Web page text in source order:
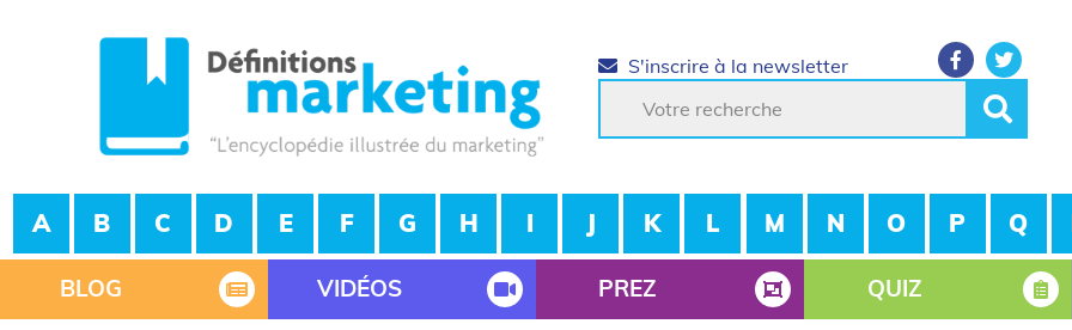
S'inscrire à la newsletter
A B C D E F G H I J K L M N O P Q
BLOG VIDÉOS PREZ QUIZ